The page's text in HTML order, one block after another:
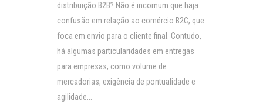
distribuição B2B? Não é incomum que haja
confusão em relação ao comércio B2C, que
foca em envio para o cliente final. Contudo,
há algumas particularidades em entregas
para empresas, como volume de
mercadorias, exigência de pontualidade e
agilidade...